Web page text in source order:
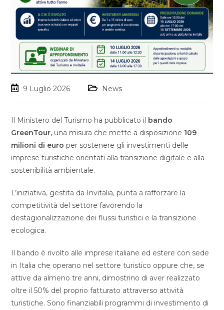
9 Luglio 2026 News
Il Ministero del Turismo ha pubblicato il bando
GreenTour, una misura che mette a disposizione 109
milioni di euro per sostenere gli investimenti delle
imprese turistiche orientati alla transizione digitale e alla
sostenibilità ambientale.
L’iniziativa, gestita da Invitalia, punta a rafforzare la
competitività del settore favorendo la
destagionalizzazione dei flussi turistici e la transizione
ecologica.
Il bando è rivolto alle imprese italiane ed estere con sede
in Italia che operano nel settore turistico oppure che, se
attive da almeno tre anni, dimostrino di aver realizzato
oltre il 50% del proprio fatturato attraverso attività
turistiche. Sono finanziabili programmi di investimento di